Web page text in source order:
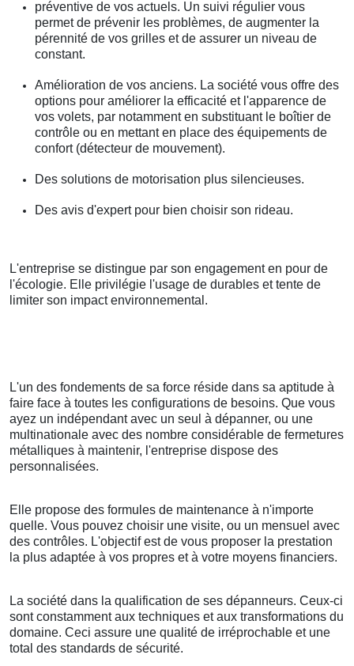
préventive de vos actuels. Un suivi régulier vous
permet de prévenir les problèmes, de augmenter la
pérennité de vos grilles et de assurer un niveau de
constant.
Amélioration de vos anciens. La société vous offre des
options pour améliorer la efficacité et l'apparence de
vos volets, par notamment en substituant le boîtier de
contrôle ou en mettant en place des équipements de
confort (détecteur de mouvement).
Des solutions de motorisation plus silencieuses.
Des avis d'expert pour bien choisir son rideau.
L'entreprise se distingue par son engagement en pour de
l'écologie. Elle privilégie l'usage de durables et tente de
limiter son impact environnemental.
L'un des fondements de sa force réside dans sa aptitude à
faire face à toutes les configurations de besoins. Que vous
ayez un indépendant avec un seul à dépanner, ou une
multinationale avec des nombre considérable de fermetures
métalliques à maintenir, l'entreprise dispose des
personnalisées.
Elle propose des formules de maintenance à n'importe
quelle. Vous pouvez choisir une visite, ou un mensuel avec
des contrôles. L'objectif est de vous proposer la prestation
la plus adaptée à vos propres et à votre moyens financiers.
La société dans la qualification de ses dépanneurs. Ceux-ci
sont constamment aux techniques et aux transformations du
domaine. Ceci assure une qualité de irréprochable et une
total des standards de sécurité.